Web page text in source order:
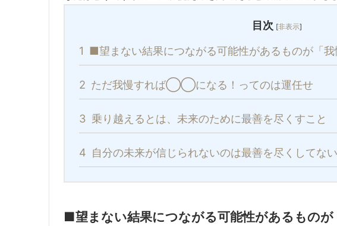
目次 [非表示]
1 ■望まない結果につながる可能性があるものが「
2 ただ我慢すれば◯◯になる！ってのは運任せ
3 乗り越えるとは、未来のために最善を尽くすこと
4 自分の未来が信じられないのは最善を尽くしてな
■望まない結果につながる可能性があるもの